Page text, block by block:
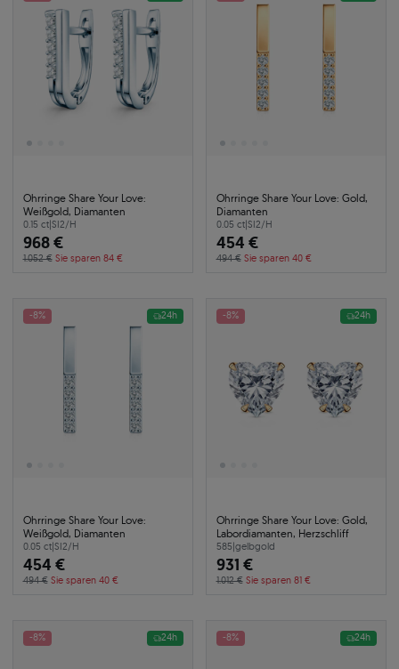
Ohrringe Share Your Love:
Weißgold, Diamanten
0.15 ct|SI2/H
968 €
1.052 € Sie sparen 84 €
Ohrringe Share Your Love: Gold,
Diamanten
0.05 ct|SI2/H
454 €
494 € Sie sparen 40 €
-8% 24h
Ohrringe Share Your Love:
Weißgold, Diamanten
0.05 ct|SI2/H
454 €
494 € Sie sparen 40 €
-8% 24h
Ohrringe Share Your Love: Gold,
Labordiamanten, Herzschliff
585|gelbgold
931 €
1.012 € Sie sparen 81 €
-8% 24h -8% 24h